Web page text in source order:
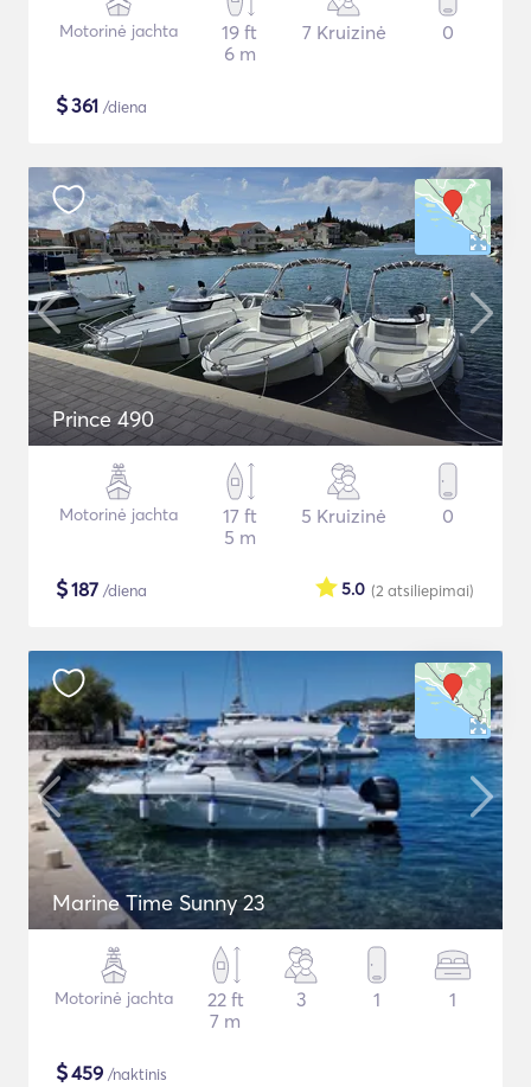
Motorinė jachta
19 ft
6 m
7 Kruizinė 0
$361 /diena
Prince 490
Motorinė jachta
17 ft
5 m
5 Kruizinė 0
$187 /diena (2 atsiliepimai)
5.0
Marine Time Sunny 23
Motorinė jachta
22 ft
7 m
3 1 1
$459 /naktinis